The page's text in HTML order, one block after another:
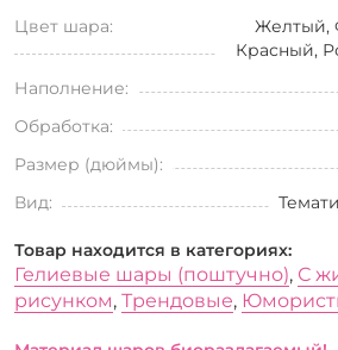
Цвет шара:
Желтый,
Красный,
Наполнение:
Обработка:
Размер (дюймы):
Вид:
Товар находится в категориях:
Гелиевые шары (поштучно), С
рисунком, Трендовые,